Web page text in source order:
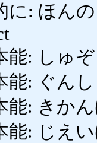
に: ほん
能: しゅ
能: ぐん
能: きか
能: じえ